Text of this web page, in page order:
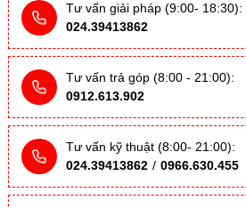
Tư vấn giải pháp (9:00- 18:30):
024.39413862
Tư vấn trả góp (8:00 - 21:00):
0912.613.902
Tư vấn kỹ thuật (8:00- 21:00):
024.39413862 / 0966.630.455